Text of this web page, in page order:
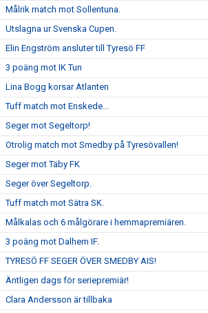
Målrik match mot Sollentuna.
Utslagna ur Svenska Cupen.
Elin Engström ansluter till Tyresö FF
3 poäng mot IK Tun
Lina Bogg korsar Atlanten
Tuff match mot Enskede...
Seger mot Segeltorp!
Otrolig match mot Smedby på Tyresövallen!
Seger mot Täby FK
Seger över Segeltorp.
Tuff match mot Sätra SK.
Målkalas och 6 målgörare i hemmapremiären.
3 poäng mot Dalhem IF.
TYRESÖ FF SEGER ÖVER SMEDBY AIS!
Äntligen dags för seriepremiär!
Clara Andersson är tillbaka